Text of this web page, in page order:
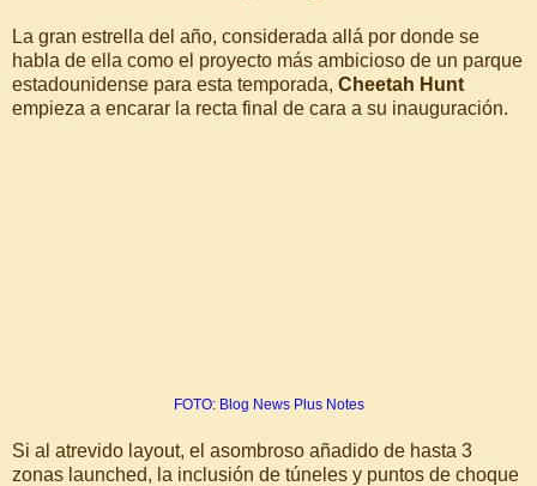
La gran estrella del año, considerada allá por donde se
habla de ella como el proyecto más ambicioso de un parque
estadounidense para esta temporada, Cheetah Hunt
empieza a encarar la recta final de cara a su inauguración.
FOTO: Blog News Plus Notes
Si al atrevido layout, el asombroso añadido de hasta 3
zonas launched, la inclusión de túneles y puntos de choque